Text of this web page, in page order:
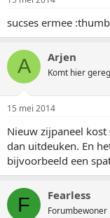
sucses ermee :thumb
A Arjen
Komt hier
15 mei 2014
Nieuw zijpaneel
dan uitdeuken. En
bijvoorbeeld een
F Fearless
Forumbewoner